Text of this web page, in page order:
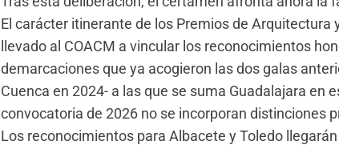
El carácter itinerante de los Premios de Arquitectura
llevado al COACM a vincular los reconocimientos
demarcaciones que ya acogieron las dos galas
Cuenca en 2024- a las que se suma Guadalajara en
convocatoria de 2026 no se incorporan distinciones
Los reconocimientos para Albacete y Toledo